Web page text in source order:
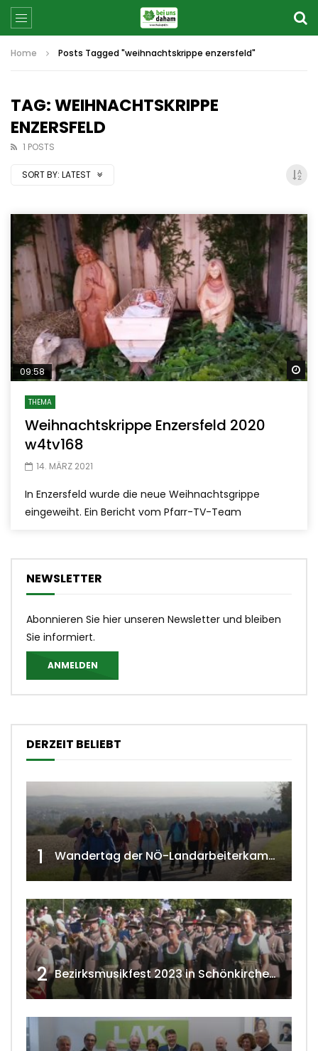
Home Posts Tagged "weihnachtskrippe enzersfeld"
TAG: WEIHNACHTSKRIPPE
ENZERSFELD
1 POSTS
SORT BY: LATEST
09:58
THEMA
Weihnachtskrippe Enzersfeld 2020
w4tv168
14. MÄRZ 2021
In Enzersfeld wurde die neue Weihnachtsgrippe
eingeweiht. Ein Bericht vom Pfarr-TV-Team
NEWSLETTER
Abonnieren Sie hier unseren Newsletter und bleiben
Sie informiert.
ANMELDEN
DERZEIT BELIEBT
1 Wandertag der NÖ-Landarbeiterkammer in Hollabrunn 2024
2 Bezirksmusikfest 2023 in Schönkirchen-Reyersdorf